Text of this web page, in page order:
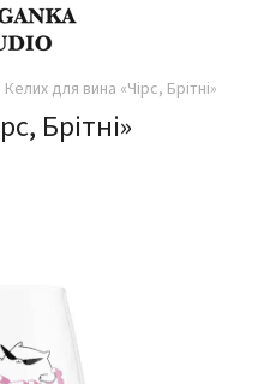
Келих для вина «Чірс, Брітні»
Брітні»